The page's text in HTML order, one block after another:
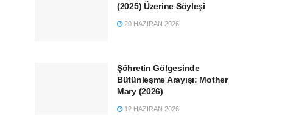
(2025) Üzerine Söyleşi
20 HAZIRAN 2026
Şöhretin Gölgesinde
Bütünleşme Arayışı: Mother
Mary (2026)
12 HAZIRAN 2026